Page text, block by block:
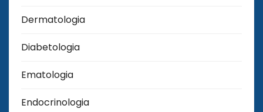
Dermatologia
Diabetologia
Ematologia
Endocrinologia